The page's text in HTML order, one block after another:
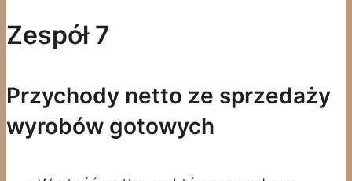
Zespół 7
Przychody netto ze sprzedaży
wyrobów gotowych